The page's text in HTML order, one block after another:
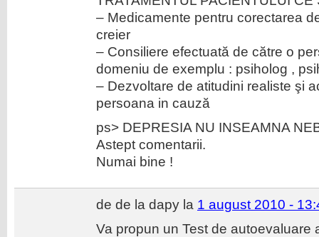
– Medicamente pentru corectarea
creier
– Consiliere efectuată de către o
domeniu de exemplu : psiholog ,
– Dezvoltare de atitudini realiste şi
persoana in cauză
ps> DEPRESIA NU INSEAMNA
Astept comentarii.
Numai bine !
de de la dapy la 1 august 2010 -
Va propun un Test de autoevaluare